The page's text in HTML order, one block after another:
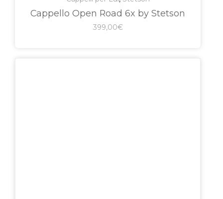
Cappello Open Road 6x by Stetson
399,00€